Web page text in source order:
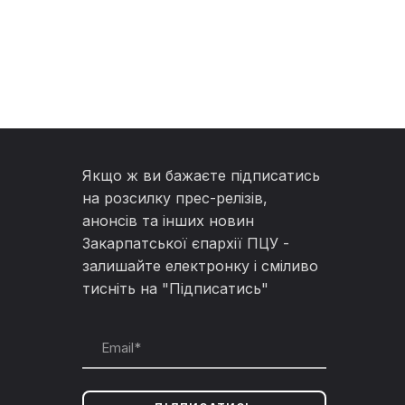
Якщо ж ви бажаєте підписатись
на розсилку прес-релізів,
анонсів та інших новин
Закарпатської єпархії ПЦУ -
залишайте електронку і сміливо
тисніть на "Підписатись"